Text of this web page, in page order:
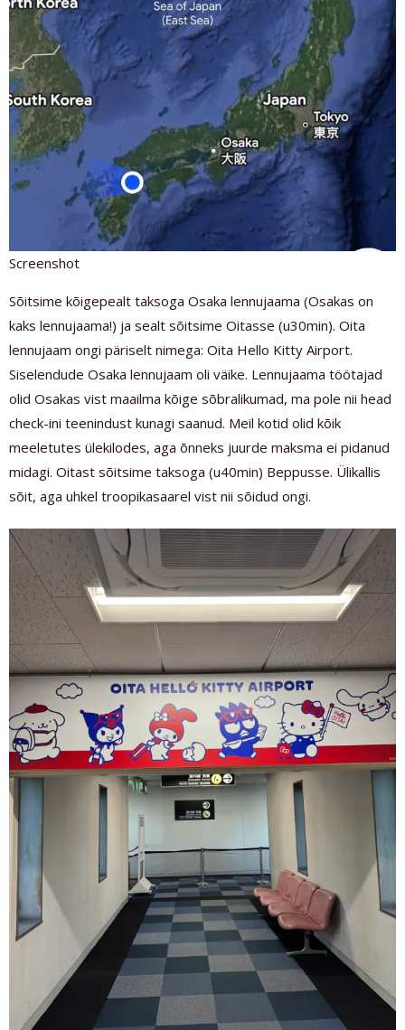
Screenshot
Sõitsime kõigepealt taksoga Osaka lennujaama (Osakas on
kaks lennujaama!) ja sealt sõitsime Oitasse (u30min). Oita
lennujaam ongi päriselt nimega: Oita Hello Kitty Airport.
Siselendude Osaka lennujaam oli väike. Lennujaama töötajad
olid Osakas vist maailma kõige sõbralikumad, ma pole nii head
check-ini teenindust kunagi saanud. Meil kotid olid kõik
meeletutes ülekilodes, aga õnneks juurde maksma ei pidanud
midagi. Oitast sõitsime taksoga (u40min) Beppusse. Ülikallis
sõit, aga uhkel troopikasaarel vist nii sõidud ongi.